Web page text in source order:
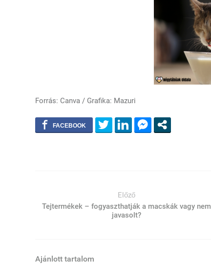
Forrás: Canva / Grafika: Mazuri
Előző
Tejtermékek – fogyaszthatják a macskák vagy nem
javasolt?
Ajánlott tartalom